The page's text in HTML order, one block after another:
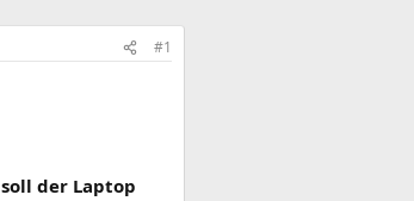
#1
der Laptop